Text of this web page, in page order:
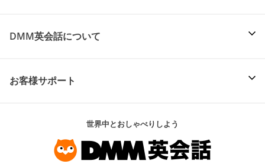
DMM英会話について
お客様サポート
世界中とおしゃべりしよう